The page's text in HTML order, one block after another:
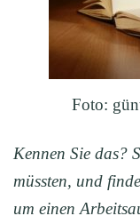
Foto:
Kennen Sie das?
müssten, und
um einen